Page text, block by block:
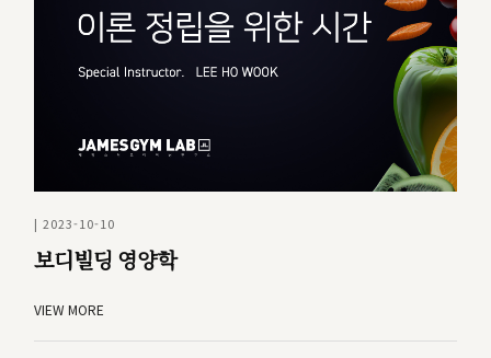
| 2023-10-10
보디빌딩 영양학
VIEW MORE